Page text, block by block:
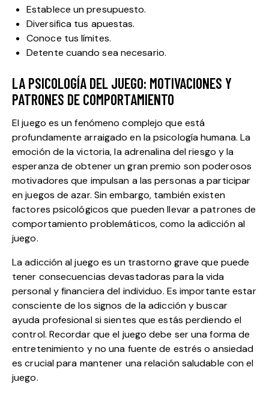
Establece un presupuesto.
Diversifica tus apuestas.
Conoce tus límites.
Detente cuando sea necesario.
LA PSICOLOGÍA DEL JUEGO: MOTIVACIONES Y
PATRONES DE COMPORTAMIENTO
El juego es un fenómeno complejo que está
profundamente arraigado en la psicología humana. La
emoción de la victoria, la adrenalina del riesgo y la
esperanza de obtener un gran premio son poderosos
motivadores que impulsan a las personas a participar
en juegos de azar. Sin embargo, también existen
factores psicológicos que pueden llevar a patrones de
comportamiento problemáticos, como la adicción al
juego.
La adicción al juego es un trastorno grave que puede
tener consecuencias devastadoras para la vida
personal y financiera del individuo. Es importante estar
consciente de los signos de la adicción y buscar
ayuda profesional si sientes que estás perdiendo el
control. Recordar que el juego debe ser una forma de
entretenimiento y no una fuente de estrés o ansiedad
es crucial para mantener una relación saludable con el
juego.